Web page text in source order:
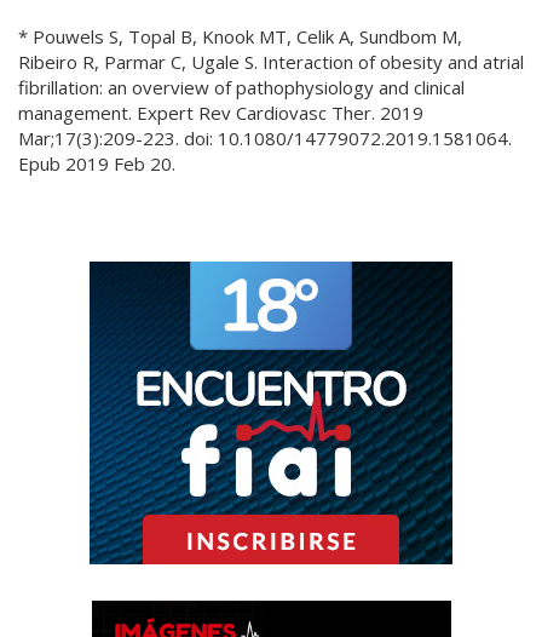
* Pouwels S, Topal B, Knook MT, Celik A, Sundbom M,
Ribeiro R, Parmar C, Ugale S. Interaction of obesity and atrial
fibrillation: an overview of pathophysiology and clinical
management. Expert Rev Cardiovasc Ther. 2019
Mar;17(3):209-223. doi: 10.1080/14779072.2019.1581064.
Epub 2019 Feb 20.